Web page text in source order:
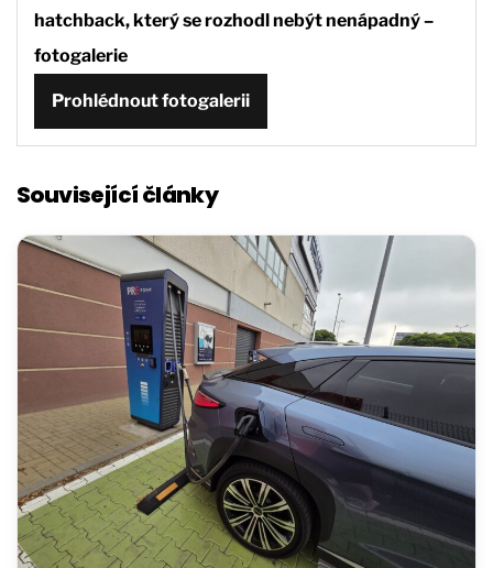
hatchback, který se rozhodl nebýt nenápadný –
fotogalerie
Prohlédnout fotogalerii
Související články